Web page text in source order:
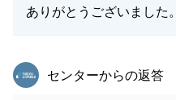
ありがとうございました。
東急リバブル
センターからの返答